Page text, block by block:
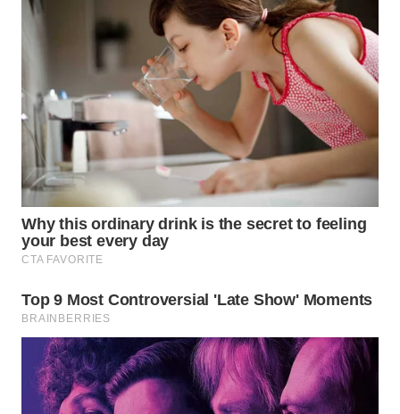
BINTAN
WN
MANDALIKA
WN
LIKUPANG
LABUANBAJO
WN
BORNEO
Wahana